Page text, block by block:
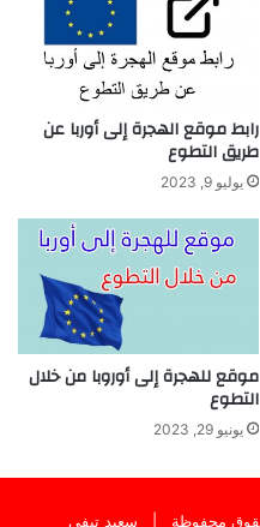
رابط موقع الهجرة إلى أوربا عن
طريق التطوع
يوليو 9, 2023
موقع للهجرة إلى أوروبا من خلال
التطوع
يونيو 29, 2023
سعيد تيفي